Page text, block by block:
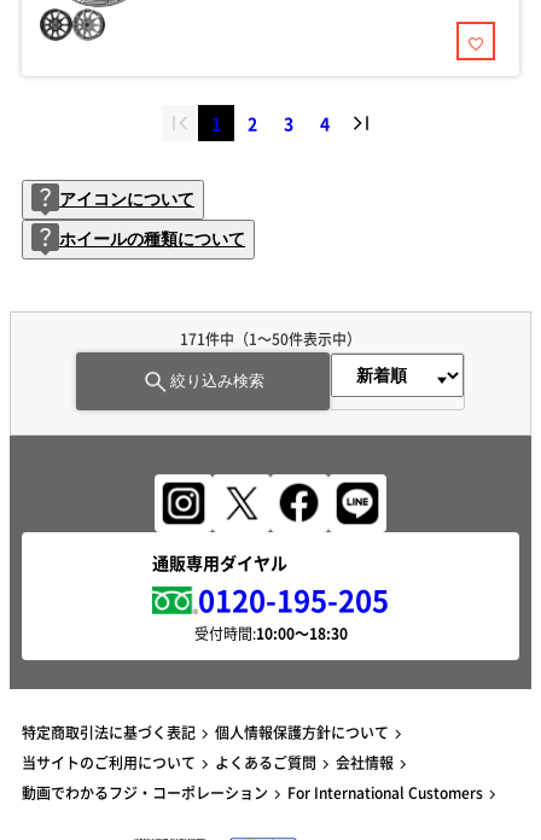
1 2 3 4
アイコンについて
ホイールの種類について
171件中（1～50件表示中）
絞り込み検索
通販専用ダイヤル
0120-195-205
受付時間:
特定商取引法に基づく表記
個人情報保護方針について
当サイトのご利用について
よくあるご質問
会社情報
動画でわかるフジ・コーポレーション
For International Customers